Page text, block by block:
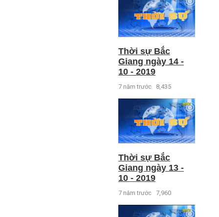
Thời sự Bắc
Giang ngày 14 -
10 - 2019
7 năm trước 8,435
Thời sự Bắc
Giang ngày 13 -
10 - 2019
7 năm trước 7,960